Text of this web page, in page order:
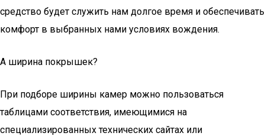
средство будет служить нам долгое время и обеспечивать
комфорт в выбранных нами условиях вождения.
А ширина покрышек?
При подборе ширины камер можно пользоваться
таблицами соответствия, имеющимися на
специализированных технических сайтах или